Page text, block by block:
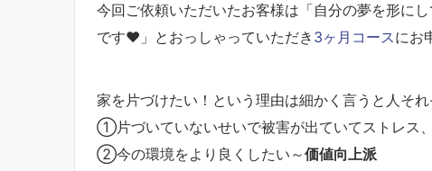
今回ご依頼いただいたお客様は「自分の夢を形に
です❤」とおっしゃっていただき 3ヶ月コースにお
家を片づけたい！という理由は細かく言うと人そ
①片づいていないせいで被害が出ていてストレス
②今の環境をより良くしたい～価値向上派